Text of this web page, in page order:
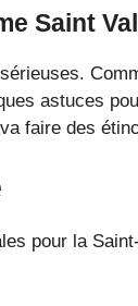
Saint
astuces
faire des
pour la